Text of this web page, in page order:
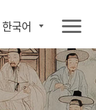
한국어